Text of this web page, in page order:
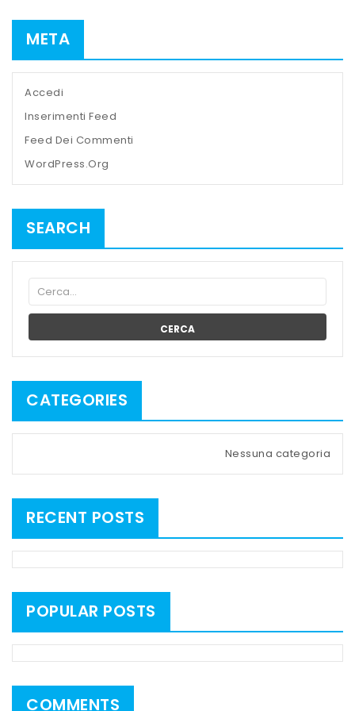
META
Accedi
Inserimenti Feed
Feed Dei Commenti
WordPress.org
SEARCH
CERCA
CATEGORIES
Nessuna categoria
RECENT POSTS
POPULAR POSTS
COMMENTS